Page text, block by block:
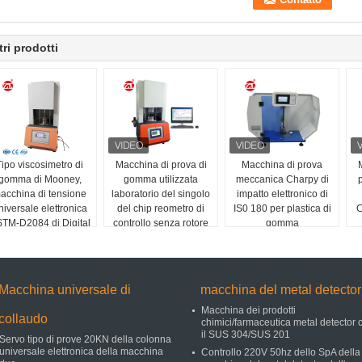
prodotti
viscosimetro di
di Mooney,
di tensione
elettronica
D2084 di Digital
Macchina di prova di
gomma utilizzata
laboratorio del singolo
del chip reometro di
controllo senza rotore
Macchina di prova
meccanica Charpy di
impatto elettronico di
IS0 180 per plastica di
gomma
universale di
Servo tipo di prove 20KN della colonna
universale elettronica della macchina
macchina del metal detector
Macchina dei prodotti
chimici/farmaceutica metal detector
il SUS 304/SUS 201
Controllo 220V 50hz dello SpA della